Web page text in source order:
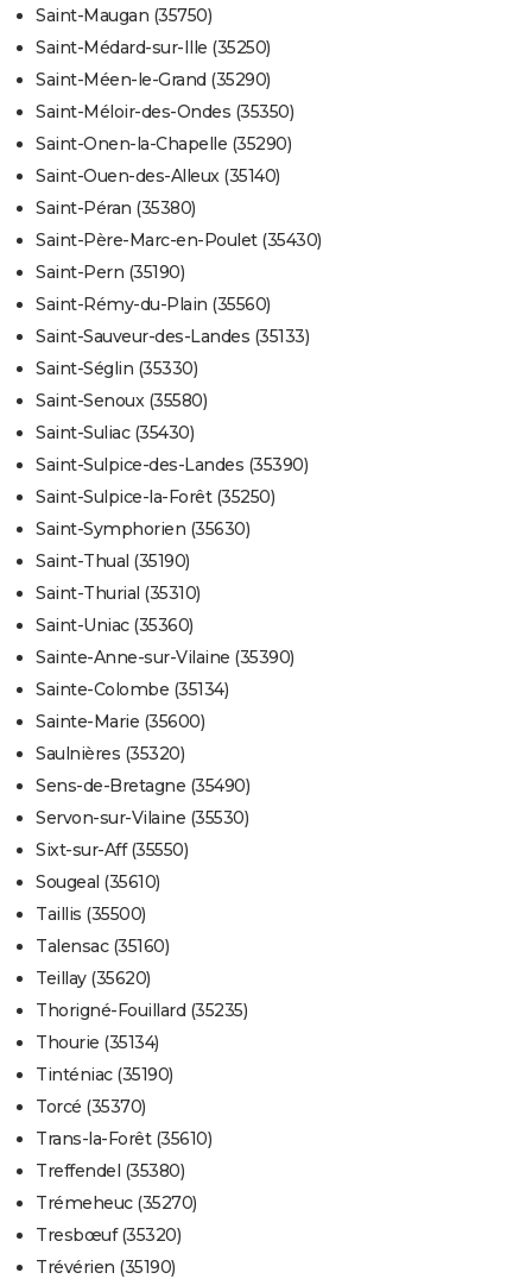
Saint-Maugan (35750)
Saint-Médard-sur-Ille (35250)
Saint-Méen-le-Grand (35290)
Saint-Méloir-des-Ondes (35350)
Saint-Onen-la-Chapelle (35290)
Saint-Ouen-des-Alleux (35140)
Saint-Péran (35380)
Saint-Père-Marc-en-Poulet (35430)
Saint-Pern (35190)
Saint-Rémy-du-Plain (35560)
Saint-Sauveur-des-Landes (35133)
Saint-Séglin (35330)
Saint-Senoux (35580)
Saint-Suliac (35430)
Saint-Sulpice-des-Landes (35390)
Saint-Sulpice-la-Forêt (35250)
Saint-Symphorien (35630)
Saint-Thual (35190)
Saint-Thurial (35310)
Saint-Uniac (35360)
Sainte-Anne-sur-Vilaine (35390)
Sainte-Colombe (35134)
Sainte-Marie (35600)
Saulnières (35320)
Sens-de-Bretagne (35490)
Servon-sur-Vilaine (35530)
Sixt-sur-Aff (35550)
Sougeal (35610)
Taillis (35500)
Talensac (35160)
Teillay (35620)
Thorigné-Fouillard (35235)
Thourie (35134)
Tinténiac (35190)
Torcé (35370)
Trans-la-Forêt (35610)
Treffendel (35380)
Trémeheuc (35270)
Tresbœuf (35320)
Trévérien (35190)